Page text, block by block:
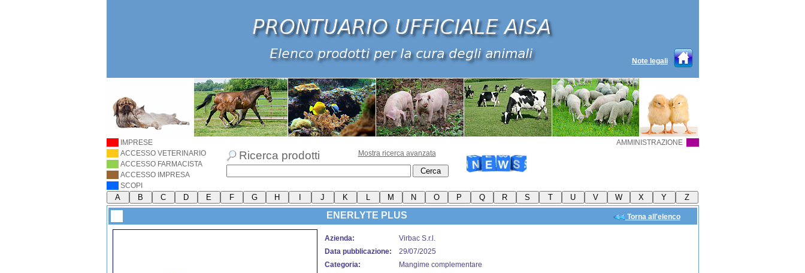
Note legali
AMMINISTRAZIONE
IMPRESE
ACCESSO VETERINARIO
ACCESSO FARMACISTA
ACCESSO IMPRESA
SCOPI
Ricerca prodotti Mostra ricerca avanzata
Torna all'elenco
ENERLYTE PLUS
Azienda:
Virbac S.r.l.
Data pubblicazione:
29/07/2025
Categoria:
Mangime complementare